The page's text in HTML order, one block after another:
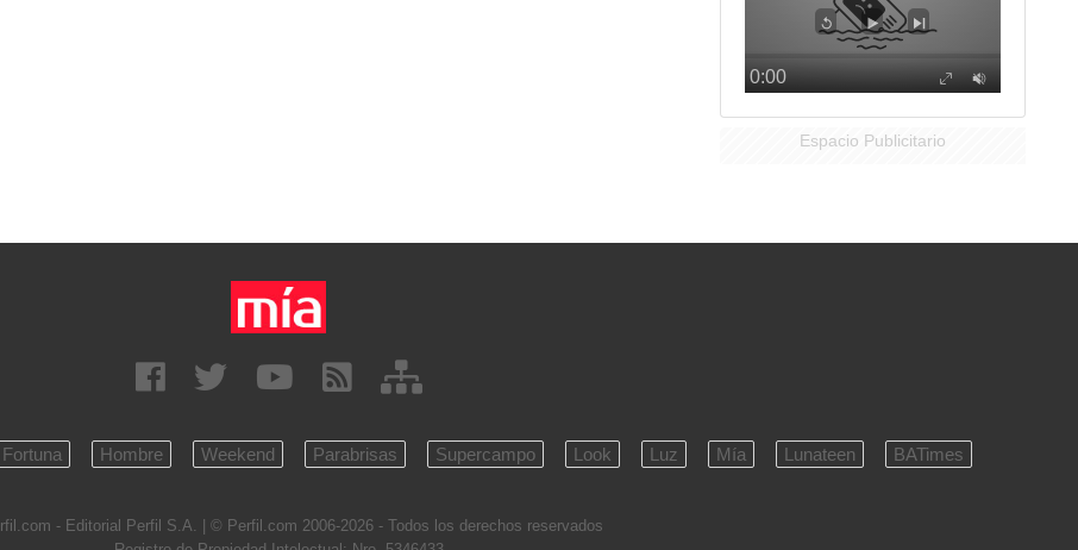
Espacio Publicitario
Fortuna Hombre Weekend Parabrisas Supercampo Look Luz Mía Lunateen BATimes
- Editorial Perfil S.A.
| © Perfil.com 2006-2026 - Todos los derechos reservados